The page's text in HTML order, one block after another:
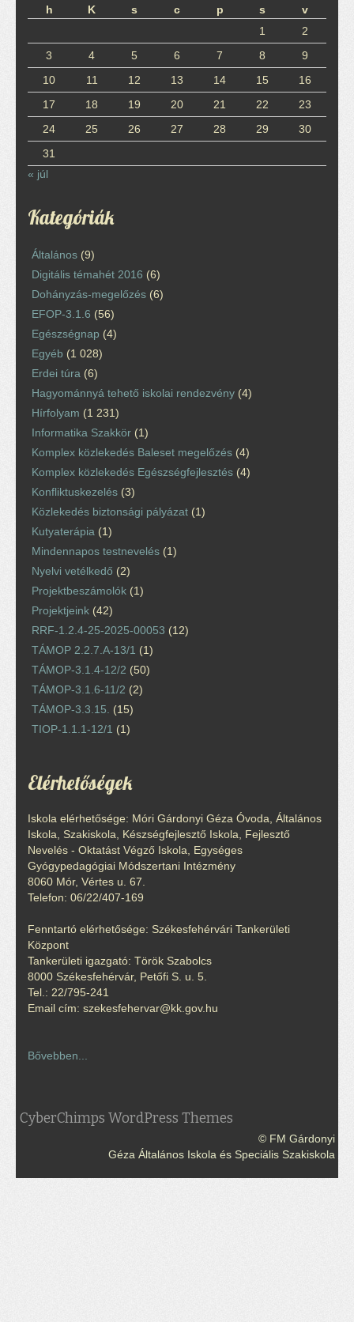
h
K s c p s
v
1
2
3
4 5 6 7 8
9
10
11 12 13 14 15
16
17
18 19 20 21 22
23
24
25 26 27 28 29
30
31
« júl
Kategóriák
Általános (9)
Digitális témahét 2016 (6)
Dohányzás-megelőzés (6)
EFOP-3.1.6 (56)
Egészségnap (4)
Egyéb (1 028)
Erdei túra (6)
Hagyománnyá tehető iskolai rendezvény (4)
Hírfolyam (1 231)
Informatika Szakkör (1)
Komplex közlekedés Baleset megelőzés (4)
Komplex közlekedés Egészségfejlesztés (4)
Konfliktuskezelés (3)
Közlekedés biztonsági pályázat (1)
Kutyaterápia (1)
Mindennapos testnevelés (1)
Nyelvi vetélkedő (2)
Projektbeszámolók (1)
Projektjeink (42)
RRF-1.2.4-25-2025-00053 (12)
TÁMOP 2.2.7.A-13/1 (1)
TÁMOP-3.1.4-12/2 (50)
TÁMOP-3.1.6-11/2 (2)
TÁMOP-3.3.15.
(15)
TIOP-1.1.1-12/1 (1)
Elérhetőségek
Iskola elérhetősége: Móri Gárdonyi Géza Óvoda, Általános
Iskola, Szakiskola, Készségfejlesztő Iskola, Fejlesztő
Nevelés - Oktatást Végző Iskola, Egységes
Gyógypedagógiai Módszertani Intézmény
8060 Mór, Vértes u. 67.
Telefon: 06/22/407-169
Fenntartó elérhetősége: Székesfehérvári Tankerületi
Központ
Tankerületi igazgató: Török Szabolcs
8000 Székesfehérvár, Petőfi S. u. 5.
Tel.: 22/795-241
Email cím: szekesfehervar@kk.gov.hu
Bővebben...
CyberChimps WordPress Themes
© FM Gárdonyi
Géza Általános Iskola és Speciális Szakiskola